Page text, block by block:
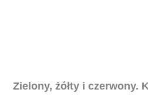
Zielony, żółty i czerwony.